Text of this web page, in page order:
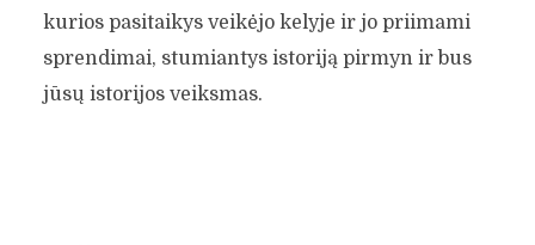
kurios pasitaikys veikėjo kelyje ir jo priimami
sprendimai, stumiantys istoriją pirmyn ir bus
jūsų istorijos veiksmas.